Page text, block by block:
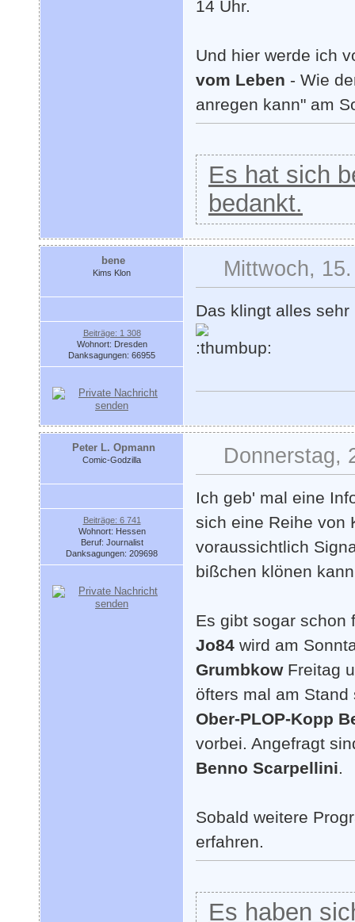
14 Uhr.
Und hier werde ich
vom Leben - Wie
anregen kann" am
Es hat sich
bedankt.
bene
Kims Klon
Beiträge: 1 308
Wohnort: Dresden
Danksagungen: 66955
Mittwoch,
Das klingt alles
Peter L. Opmann
Comic-Godzilla
Beiträge: 6 741
Wohnort: Hessen
Beruf: Journalist
Danksagungen: 209698
Donnerstag,
Ich geb' mal eine
sich eine Reihe von
voraussichtlich
bißchen klönen
Es gibt sogar schon
Jo84 wird am
GrumbkowFreitag
öfters mal am
Ober-PLOP-Kopp
vorbei. Angefragt
Benno Scarpellini.
Sobald weitere
erfahren.
Es haben